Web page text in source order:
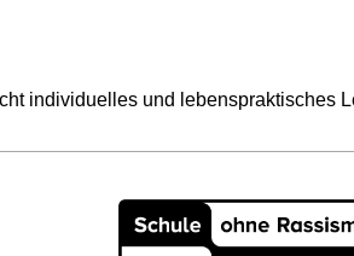
in­di­vi­du­el­les und le­bens­prak­ti­sches